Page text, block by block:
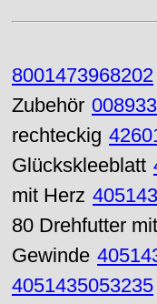
8001473968202
Zubehör
rechteckig
Glückskleeblatt
mit Herz
80 Drehfutter
Gewinde
4051435053235